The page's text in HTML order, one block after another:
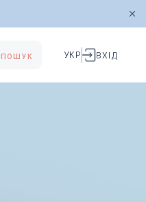
ПОШУК УКР ВХІД